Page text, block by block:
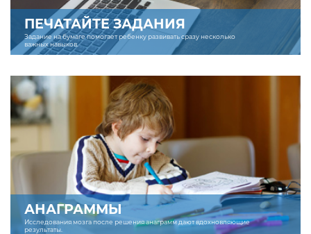
ПЕЧАТАЙТЕ ЗАДАНИЯ
Задание на бумаге помогает ребенку развивать сразу несколько
важных навыков.
АНАГРАММЫ
Исследования мозга после решения анаграмм дают вдохновляющие
результаты.